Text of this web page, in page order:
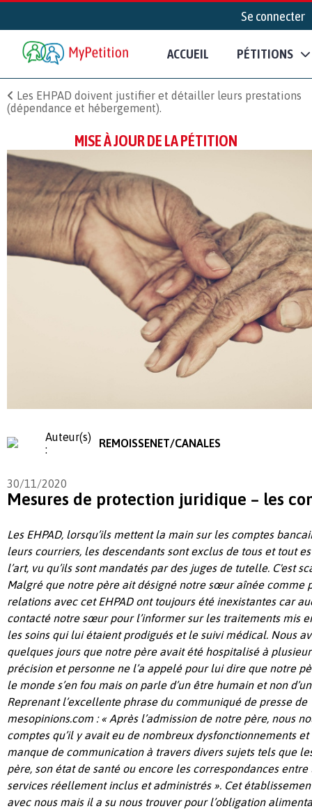
Se connecter
ACCUEIL PÉTITIONS
Les EHPAD doivent justifier et détailler leurs prestations
(dépendance et hébergement).
MISE À JOUR DE LA PÉTITION
Auteur(s)
:
REMOISSENET/CANALES
30/11/2020
Mesures de protection juridique – les
Les EHPAD, lorsqu’ils mettent la main sur les comptes
leurs courriers, les descendants sont exclus de tous et tout
l’art, vu qu’ils sont mandatés par des juges de tutelle. C'est
Malgré que notre père ait désigné notre sœur aînée comme
relations avec cet EHPAD ont toujours été inexistantes car
contacté notre sœur pour l’informer sur les traitements mis
les soins qui lui étaient prodigués et le suivi médical. Nous
quelques jours que notre père avait été hospitalisé à
précision et personne ne l’a appelé pour lui dire que notre
le monde s’en fou mais on parle d’un être humain et non
Reprenant l’excellente phrase du communiqué de presse de
mesopinions.com : « Après l’admission de notre père, nous
comptes qu’il y avait eu de nombreux dysfonctionnements et
manque de communication à travers divers sujets tels que
père, son état de santé ou encore les correspondances
services réellement inclus et administrés ». Cet
avec nous mais il a su nous trouver pour l’obligation